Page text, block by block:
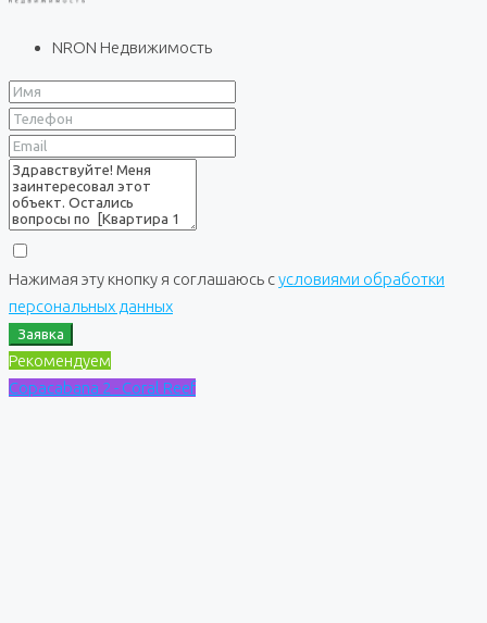
NRON Недвижимость
Нажимая эту кнопку я соглашаюсь сусловиями обработки
персональных данных
Заявка
Рекомендуем
Copacabana 2 - Coral Reef